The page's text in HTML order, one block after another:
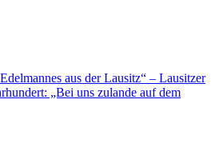
aus der Lausitz“ – Lausitzer
„Bei uns zulande auf dem